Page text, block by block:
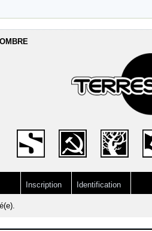
Inscription Identification